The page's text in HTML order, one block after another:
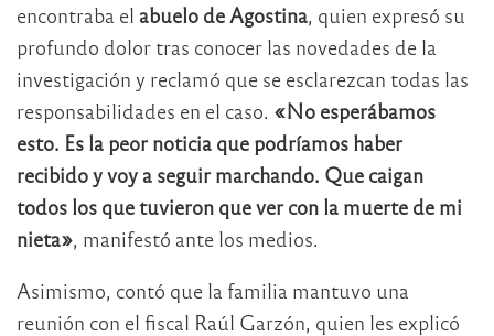
encontraba el abuelo de Agostina, quien expresó su
profundo dolor tras conocer las novedades de la
investigación y reclamó que se esclarezcan todas las
responsabilidades en el caso. «No esperábamos
esto. Es la peor noticia que podríamos haber
recibido y voy a seguir marchando. Que caigan
todos los que tuvieron que ver con la muerte de mi
nieta», manifestó ante los medios.
Asimismo, contó que la familia mantuvo una
reunión con el fiscal Raúl Garzón, quien les explicó